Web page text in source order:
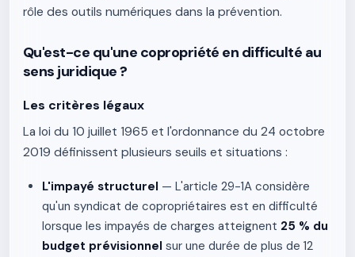
rôle des outils numériques dans la prévention.
Qu'est-ce qu'une copropriété en difficulté au
sens juridique ?
Les critères légaux
La loi du 10 juillet 1965 et l'ordonnance du 24 octobre
2019 définissent plusieurs seuils et situations :
L'impayé structurel — L'article 29-1A considère
qu'un syndicat de copropriétaires est en difficulté
lorsque les impayés de charges atteignent 25 % du
budget prévisionnel sur une durée de plus de 12